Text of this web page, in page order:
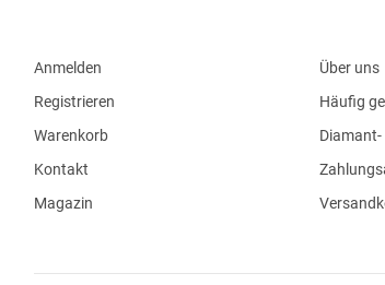
Anmelden
Registrieren
Warenkorb
Kontakt
Magazin
Über uns
Häufig